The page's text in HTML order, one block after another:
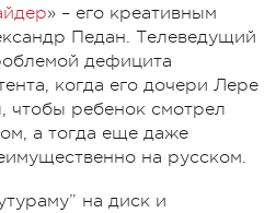
» – его креативным
Педан. Телеведущий
дефицита
когда его дочери Лере
чтобы ребенок смотрел
а тогда еще даже
на русском.
на диск и